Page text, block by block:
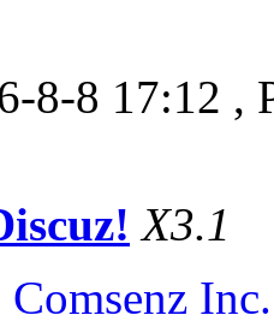
8-8 17:12 ,
X3.1
Comsenz Inc.